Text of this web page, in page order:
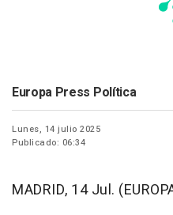
Europa Press Política
Lunes, 14 julio 2025
Publicado: 06:34
MADRID, 14 Jul.